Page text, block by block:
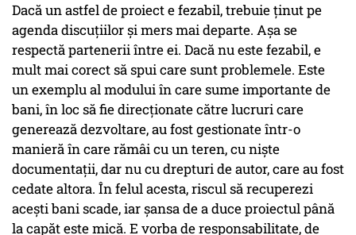
Dacă un astfel de proiect e fezabil, trebuie ținut pe
agenda discuțiilor și mers mai departe. Așa se
respectă partenerii între ei. Dacă nu este fezabil, e
mult mai corect să spui care sunt problemele. Este
un exemplu al modului în care sume importante de
bani, în loc să fie direcționate către lucruri care
generează dezvoltare, au fost gestionate într-o
manieră în care rămâi cu un teren, cu niște
documentații, dar nu cu drepturi de autor, care au fost
cedate altora. În felul acesta, riscul să recuperezi
acești bani scade, iar șansa de a duce proiectul până
la capăt este mică. E vorba de responsabilitate, de